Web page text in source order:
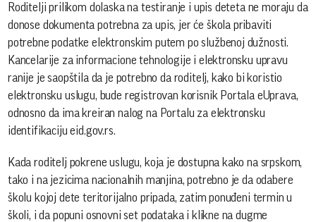
Roditelji prilikom dolaska na testiranje i upis deteta ne moraju da
donose dokumenta potrebna za upis, jer će škola pribaviti
potrebne podatke elektronskim putem po službenoj dužnosti.
Kancelarije za informacione tehnologije i elektronsku upravu
ranije je saopštila da je potrebno da roditelj, kako bi koristio
elektronsku uslugu, bude registrovan korisnik Portala eUprava,
odnosno da ima kreiran nalog na Portalu za elektronsku
identifikaciju eid.gov.rs.
Kada roditelj pokrene uslugu, koja je dostupna kako na srpskom,
tako i na jezicima nacionalnih manjina, potrebno je da odabere
školu kojoj dete teritorijalno pripada, zatim ponuđeni termin u
školi, i da popuni osnovni set podataka i klikne na dugme